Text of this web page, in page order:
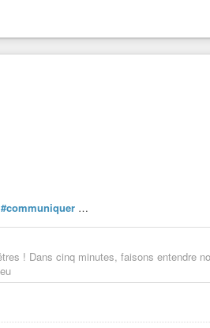
#communiquer …
! Dans cinq minutes, faisons entendre